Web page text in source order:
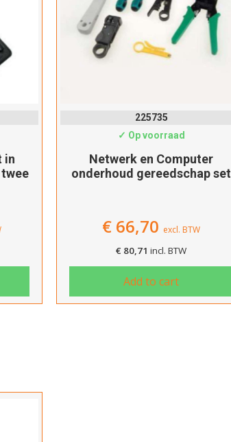
in
225735
✓ Op voorraad
Netwerk en Computer
onderhoud gereedschap set
€ 66,70 excl. BTW
€ 80,71 incl. BTW
Add to cart
toegevoegd aan uw winkelwagen!